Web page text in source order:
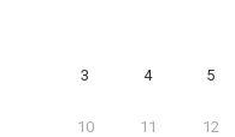
3 4 5
10 11 12